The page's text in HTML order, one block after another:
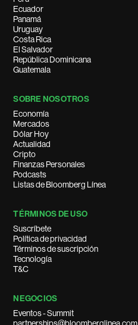
Ecuador
Panamá
Uruguay
Costa Rica
El Salvador
República Dominicana
Guatemala
SOBRE NOSOTROS
Economía
Mercados
Dólar Hoy
Actualidad
Cripto
Finanzas Personales
Podcasts
Listas de Bloomberg Línea
TÉRMINOS DE USO
Suscríbete
Política de privacidad
Términos de suscripción
Tecnología
T&C
NEGOCIOS
Eventos - Summit